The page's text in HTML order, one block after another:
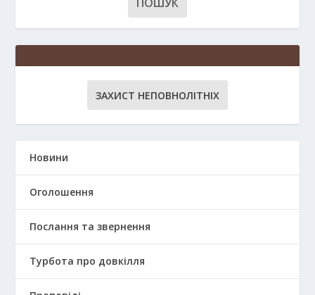
ЗАХИСТ НЕПОВНОЛІТНІХ
Новини
Оголошення
Послання та звернення
Турбота про довкілля